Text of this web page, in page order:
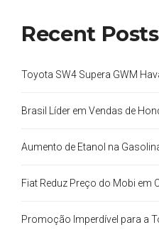
Recent Posts
Toyota SW4 Supera GWM
Brasil Líder em Vendas de
Aumento de Etanol na
Fiat Reduz Preço do Mobi em
Promoção Imperdível para a